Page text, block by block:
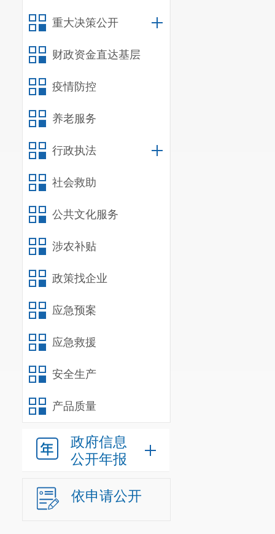
重大决策公开
财政资金直达基层
疫情防控
养老服务
行政执法
社会救助
公共文化服务
涉农补贴
政策找企业
应急预案
应急救援
安全生产
产品质量
政府信息
公开年报
依申请公开